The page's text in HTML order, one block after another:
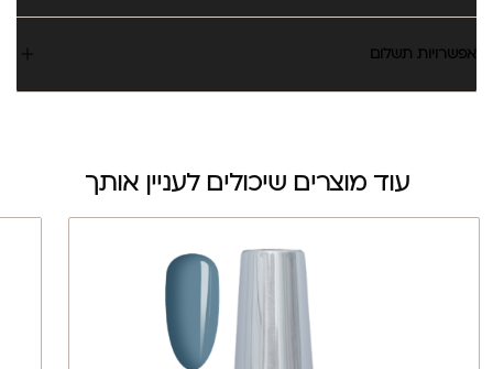
אפשרויות תשלום
עוד מוצרים שיכולים לעניין אותך